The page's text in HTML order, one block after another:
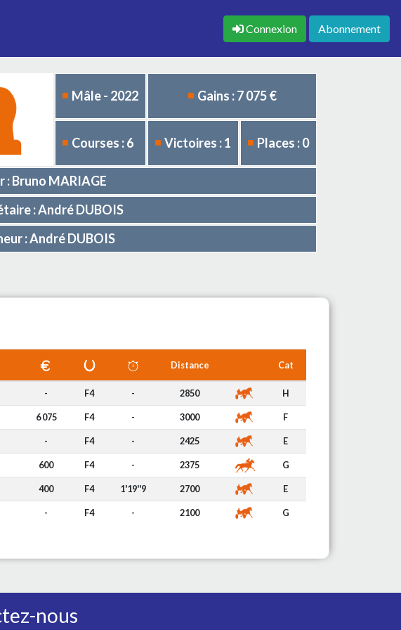
Connexion Abonnement
Mâle - 2022 Gains : 7 075 €
Courses : 6 Victoires : 1 Places : 0
: Bruno MARIAGE
: André DUBOIS
: André DUBOIS
Distance Cat
- F4 - 2850 H
6 075 F4 - 3000 F
- F4 - 2425 E
600 F4 - 2375 G
400 F4 1'19''9 2700 E
- F4 - 2100 G
nous